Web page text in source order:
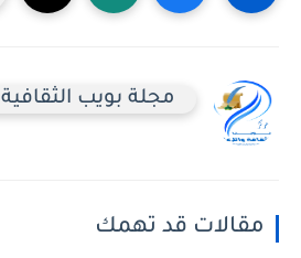
مجلة بويب الثقافية
مقالات قد تهمك